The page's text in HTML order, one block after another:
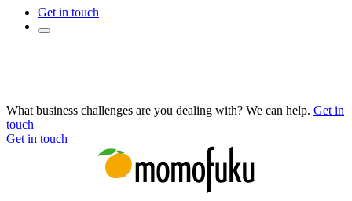
Get in touch
What business challenges are you dealing with? We can help. Get in
touch
Get in touch